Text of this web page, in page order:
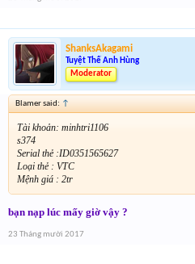
ShanksAkagami
Tuyệt Thế Anh Hùng
Moderator
Blamer said: ↑
Tài khoản: minhtri1106
s374
Serial thẻ :ID0351565627
Loại thẻ : VTC
Mệnh giá : 2tr
bạn nạp lúc mấy giờ vậy ?
23 Tháng mười 2017